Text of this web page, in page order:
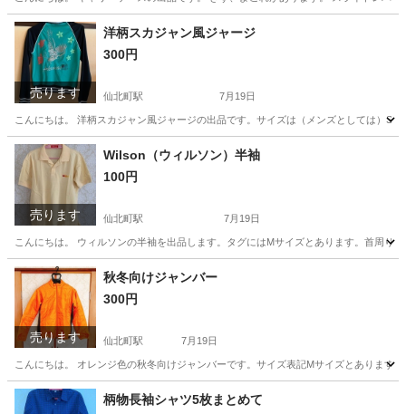
岩手 盛岡市 仙北町駅 その他
売ります
洋柄スカジャン風ジャージ
300円
仙北町駅 7月19日
こんにちは。 洋柄スカジャン風ジャージの出品です。サイズは（メンズとしては）
岩手 盛岡市 トレーナー スカジャン
売ります
Wilson（ウィルソン）半袖
100円
仙北町駅 7月19日
こんにちは。 ウィルソンの半袖を出品します。タグにはMサイズとあります。首周
岩手 盛岡市 仙北町駅 ポロシャツ
売ります
秋冬向けジャンバー
300円
仙北町駅 7月19日
こんにちは。 オレンジ色の秋冬向けジャンバーです。サイズ表記Mサイズとありま
岩手 盛岡市 仙北町駅 ジャンパー ジャンバー
柄物長袖シャツ5枚まとめて